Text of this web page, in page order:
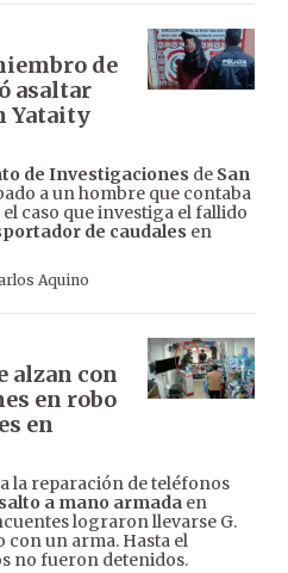
de
asaltar
Yataity
de Investigaciones de San
a un hombre que contaba
caso que investiga el fallido
de caudales en
Aquino
alzan con
en robo
en
la reparación de teléfonos
a mano armada en
lograron llevarse G.
un arma. Hasta el
no fueron detenidos.